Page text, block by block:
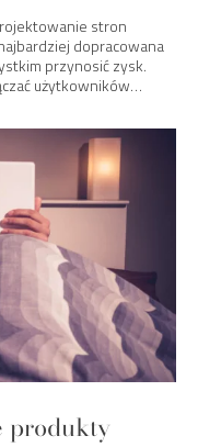
stron
dopracowana
przynosić zysk.
użytkowników…
produkty